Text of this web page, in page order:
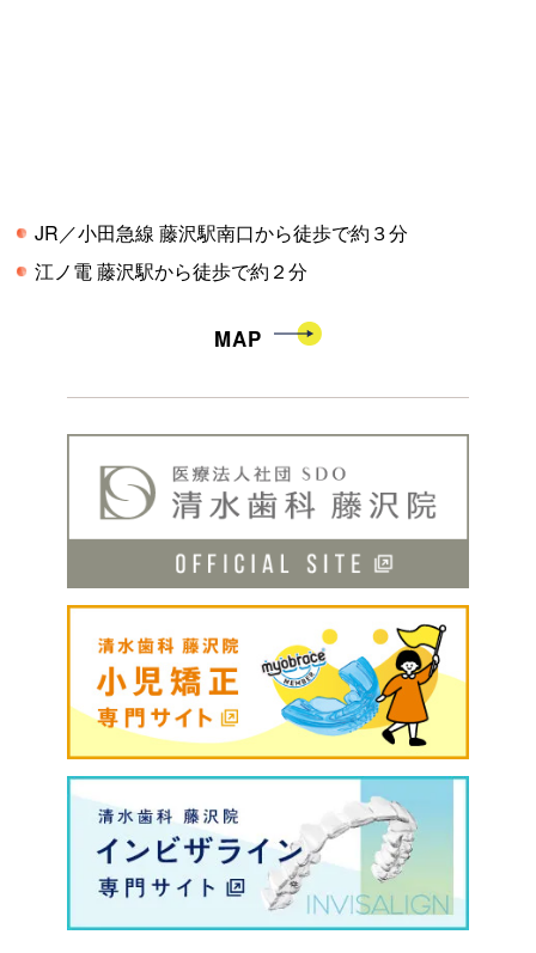
JR／小田急線 藤沢駅南口から徒歩で約３分
江ノ電 藤沢駅から徒歩で約２分
MAP